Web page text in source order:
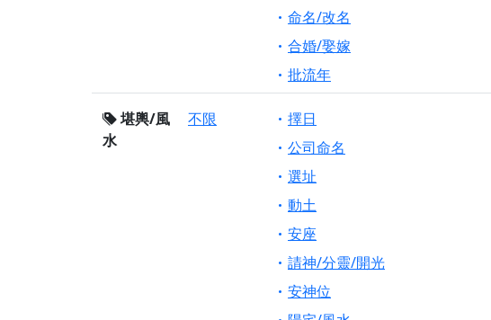
命名/改名
合婚/娶嫁
批流年
堪輿/風
水
不限
擇日
公司命名
選址
動土
安座
請神/分靈/開光
安神位